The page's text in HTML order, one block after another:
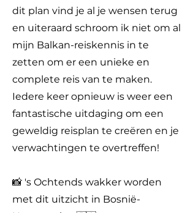
dit plan vind je al je wensen terug
en uiteraard schroom ik niet om al
mijn Balkan-reiskennis in te
zetten om er een unieke en
complete reis van te maken.
Iedere keer opnieuw is weer een
fantastische uitdaging om een
geweldig reisplan te creëren en je
verwachtingen te overtreffen!
📸 's Ochtends wakker worden
met dit uitzicht in Bosnië-